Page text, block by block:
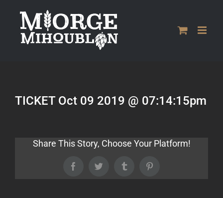
contenu
TICKET Oct 09 2019 @ 07:14:15pm
Share This Story, Choose Your Platform!
FacebookTwitter Tumblr